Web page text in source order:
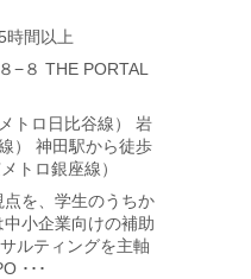
時間以上
−８ THE PORTAL
トロ日比谷線） 岩
） 神田駅から徒歩
トロ銀座線）
を、学生のうちか
小企業向けの補助
ルティングを主軸
･･･